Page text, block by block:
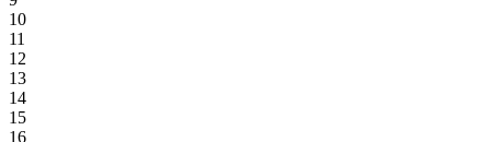
10
11
12
13
14
15
16